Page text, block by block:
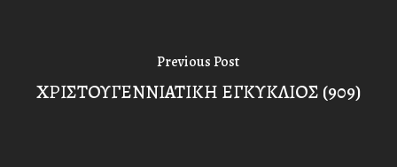
Previous Post
ΧΡΙΣΤΟΥΓΕΝΝΙΑΤΙΚΗ ΕΓΚΥΚΛΙΟΣ (909)